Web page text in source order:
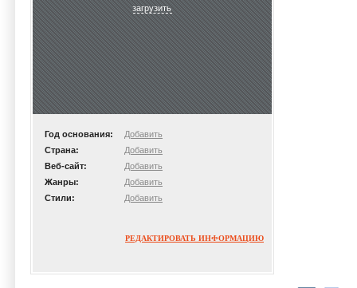
загрузить
Год основания:
Добавить
Страна:
Добавить
Веб-сайт:
Добавить
Жанры:
Добавить
Стили:
Добавить
РЕДАКТИРОВАТЬ ИНФОРМАЦИЮ